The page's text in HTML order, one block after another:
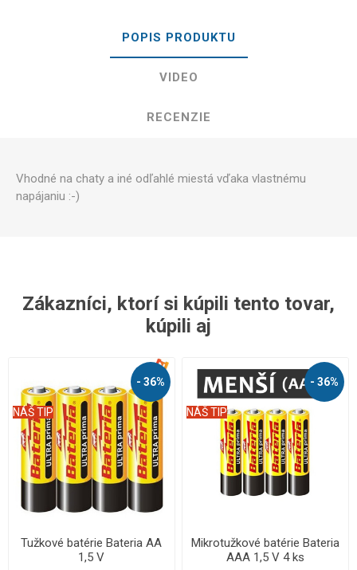
POPIS PRODUKTU
VIDEO
RECENZIE
Vhodné na chaty a iné odľahlé miestá vďaka vlastnému
napájaniu :-)
Zákazníci, ktorí si kúpili tento tovar,
kúpili aj
- 36%
NÁŠ TIP
Tužkové batérie Bateria AA
1,5 V
- 36%
NÁŠ TIP
Mikrotužkové batérie Bateria
AAA 1,5 V 4 ks